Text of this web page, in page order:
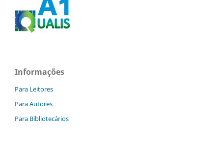
Informações
Para Leitores
Para Autores
Para Bibliotecários